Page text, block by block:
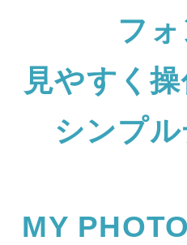
フ
見やすく
シンプ
MY